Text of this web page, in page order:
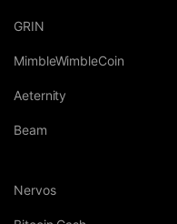
GRIN
MimbleWimbleCoin
Aeternity
Beam
Nervos